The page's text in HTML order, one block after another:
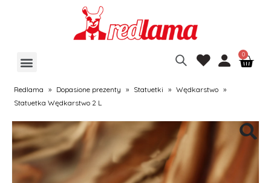
Redlama » Dopasione prezenty » Statuetki » Wędkarstwo »
Statuetka Wędkarstwo 2 L